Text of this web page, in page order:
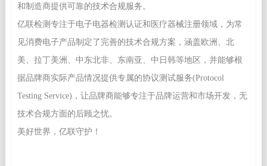
和制造商提供可靠的技术合规服务。
亿联检测专注于电子电器检测认证和医疗器械注册领域，为常
见消费电子产品制定了完善的技术合规方案，涵盖欧洲、北
美、拉丁美洲、中东北非、东南亚、中日韩等地区，并能够根
据品牌商实际产品情况提供专属的协议测试服务(Protocol
Testing Service)，让品牌商能够专注于品牌运营和市场开发，无
技术合规方面的后顾之忧。
美好世界，亿联守护！